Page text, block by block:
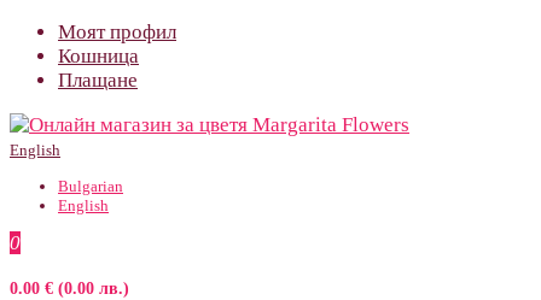
Моят профил
Кошница
Плащане
English
Bulgarian
English
0
0.00 € (0.00 лв.)